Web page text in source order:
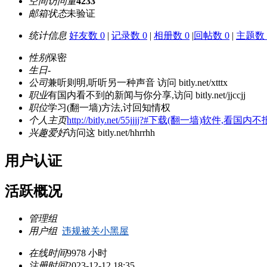
邮箱状态未验证
统计信息 好友数 0 | 记录数 0 | 相册数 0 |回帖数 0 | 主题数
性别保密
生日-
公司兼听则明,听听另一种声音 访问 bitly.net/xtttx
职业有国内看不到的新闻与你分享,访问 bitly.net/jjccjj
职位学习(翻一墙)方法,讨回知情权
个人主页http://bitly.net/55jjjj?#下载(翻一墙)软件,看国内不
兴趣爱好访问这 bitly.net/hhrrhh
用户认证
活跃概况
管理组
用户组 违规被关小黑屋
在线时间9978 小时